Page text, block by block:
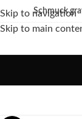
Skip to navigation
Skip to main
Kein billiger
Silber, mit
Schmuck